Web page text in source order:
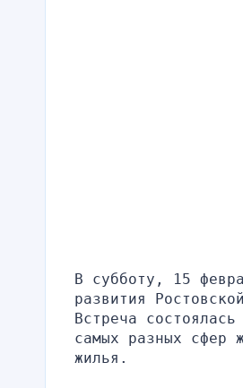
В субботу, 15
развития
Встреча
самых разных сфер
жилья.